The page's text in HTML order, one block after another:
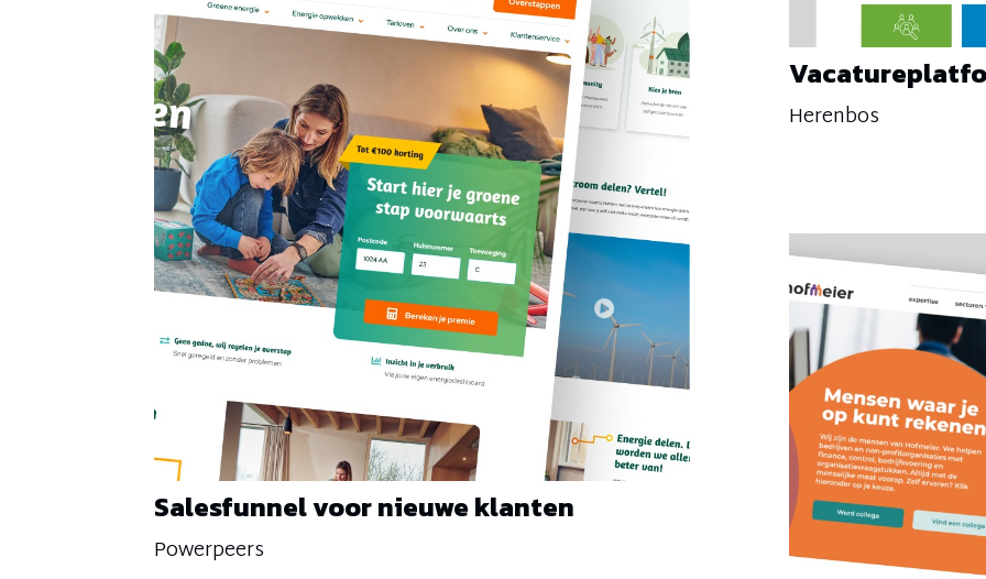
Salesfunnel voor nieuwe klanten
Powerpeers
Herenbos